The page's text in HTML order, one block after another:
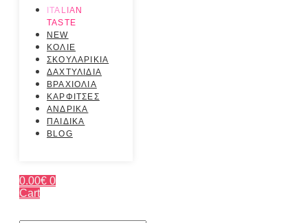
ITALIAN
TASTE
NEW
ΚΟΛΙΕ
ΣΚΟΥΛΑΡΙΚΙΑ
ΔΑΧΤΥΛΙΔΙΑ
ΒΡΑΧΙΟΛΙΑ
ΚΑΡΦΙΤΣΕΣ
ΑΝΔΡΙΚΑ
ΠΑΙΔΙΚΑ
BLOG
0.00€ 0
Cart